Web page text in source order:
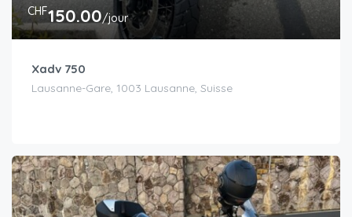
CHF150.00/jour
Xadv 750
Lausanne-Gare, 1003 Lausanne, Suisse